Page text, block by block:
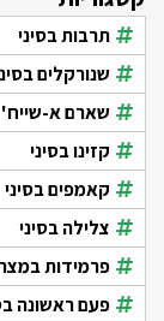
תרבות בסיני
שנורקלים
שארם א-שייח'
קזינו בסיני
קאמפים בסיני
צלילה בסיני
פרמידות
פעם ראשונה